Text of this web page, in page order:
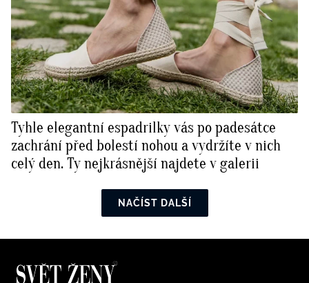
Tyhle elegantní espadrilky vás po padesátce
zachrání před bolestí nohou a vydržíte v nich
celý den. Ty nejkrásnější najdete v galerii
NAČÍST DALŠÍ